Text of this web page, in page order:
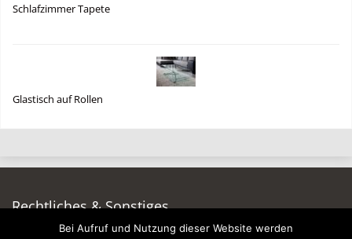
Schlafzimmer Tapete
Glastisch auf Rollen
Rechtliches & Sonstiges
Auf dieser Seite werben
Bei Aufruf und Nutzung dieser Website werden